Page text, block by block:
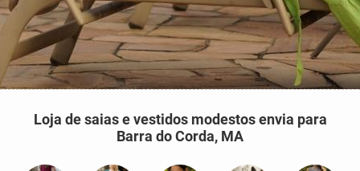
Loja de saias e vestidos modestos envia para
Barra do Corda, MA